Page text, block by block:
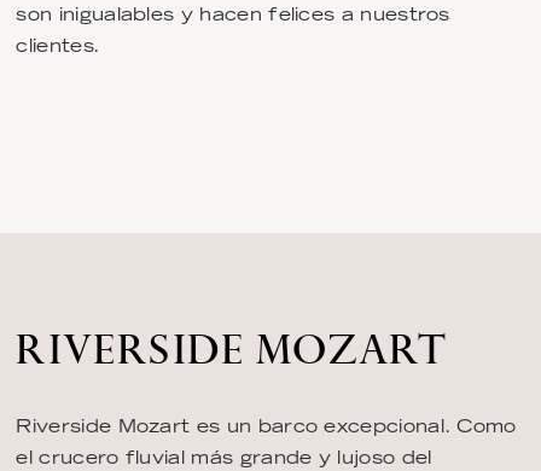
son inigualables y hacen felices a nuestros
clientes.
RIVERSIDE MOZART
Riverside Mozart es un barco excepcional. Como
el crucero fluvial más grande y lujoso del